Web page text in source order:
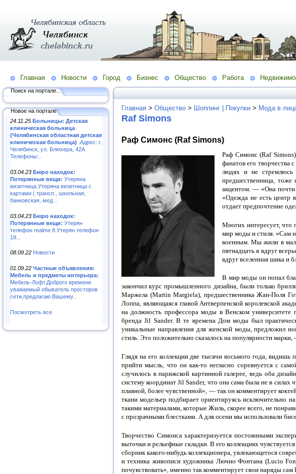
Главная Новости Город Бизнес Общество Работа
Поиск на портале...
Новое на портале
24.11.25 Больницы: Детская
клиническая больница
(Челябинская областная детская
клиническая больница) .Адрес: г.
Челябинск, ул. Блюхера, 42А
Телефоны:..
03.04.23 Бюро находок:
Потерянные вещи: Утеряна
визитница.Утеряна визитница с
картами ( трансп., школьная,
банковская, мед...
03.04.23 Бюро находок:
Потерянные вещи: Утерян
телефон realme 8.Утерян телефон
19...
08.09.22 Новости
01.09.22 Частные объявления:
Мебель и предметы интерьера:
Мебель-Лофт.Доброго времени
уважаемый обыватель просторов
сети,предлагаю Вашему..
Посмотреть все
Главная > Общество > Шоппинг | Покупки > Мода в
Raf Simons
Раф Симонс (Raf Simons)
Раф Симонс (Raf
фанатов его
людях и не
предшественница, тоже
акцентом. — «Она почти
«Одежда не есть центр
отдает предпочтение
Многих интересует, что
мир моды и стиля. «Сам
военным. Мы жили в
пятнадцать я вдруг
вдруг вселенная шика и
В мир моды он попал
закончил курс промышленного дизайна, были только
Маржела (Martin Margiela), предшественника Жан-Поля
Лоппа, являющаяся главой Антверпенской королевской
на должность профессора моды в Венском университете
бренда Jil Sander. В те времена Дом моды был
уникальные направления для женской моды, предложил
стиль. Это положительно сказалось на популярности
Глядя на его коллекции две тысячи восьмого года,
прийти мысль, что он как-то негласно соревнуется с
случилось в парижской картинной галерее, ведь оба
систему координат Jil Sander, что она сама была не в
плавной, более чувственной», — так он комментирует
ткани модельер подбирает ориентируясь исключительно
такими материалами, которые Жиль, скорее всего, не
с прозрачными блестками. А для осени мы использовали
Творчество Симонса характеризуется постоянными
выточки и рельефные складки. В его коллекциях
сборник какого-нибудь коллекционера, увлекающегося
и техника живописи художника Лючио Фонтана (Lucio
почувствовать», именно так комментирует свои наряды сам